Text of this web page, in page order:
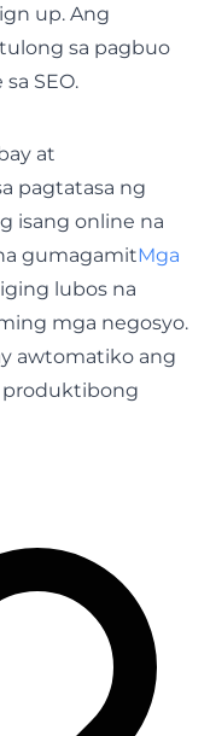
up. Ang
sa pagbuo
SEO.
at
pagtatasa ng
isang online na
gumagamitMga
lubos na
mga negosyo.
awtomatiko ang
produktibong